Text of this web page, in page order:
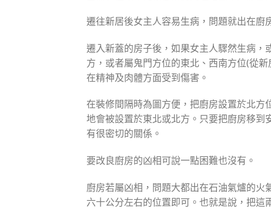
遷往新居後女主人容易生病，問題就出在廚
遷入新蓋的房子後，如果女主人驟然生病
方，或者屬鬼門方位的東北、西南方位(從
在精神及肉體方面受到傷害。
在裝修間隔時為圖方便，把廚房設置於北
地會被設置於東北或北方。只要把廚房移
有很密切的關係。
要改良廚房的凶相可說一點困難也沒有。
廚房若屬凶相，問題大都出在石油氣爐的
六十公分左右的位置即可。也就是說，把這